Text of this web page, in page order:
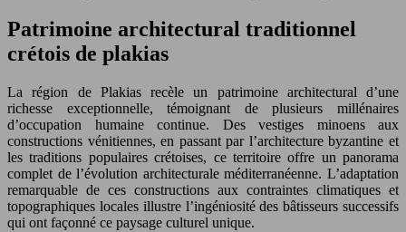
Patrimoine architectural traditionnel
crétois de plakias
La région de Plakias recèle un patrimoine architectural d’une
richesse exceptionnelle, témoignant de plusieurs millénaires
d’occupation humaine continue. Des vestiges minoens aux
constructions vénitiennes, en passant par l’architecture byzantine et
les traditions populaires crétoises, ce territoire offre un panorama
complet de l’évolution architecturale méditerranéenne. L’adaptation
remarquable de ces constructions aux contraintes climatiques et
topographiques locales illustre l’ingéniosité des bâtisseurs successifs
qui ont façonné ce paysage culturel unique.